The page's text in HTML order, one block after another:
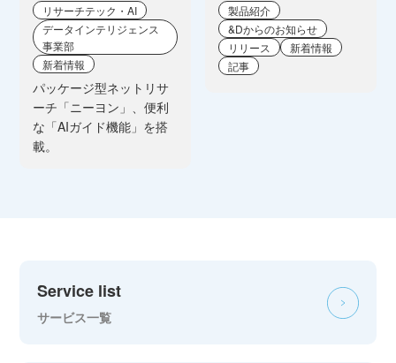
リサーチテック・AI
データインテリジェンス
事業部
新着情報
パッケージ型ネットリサ
ーチ「ニーヨン」、便利
な「AIガイド機能」を搭
載。
製品紹介
&Dからのお知らせ
リリース
新着情報
記事
Service list
サービス一覧